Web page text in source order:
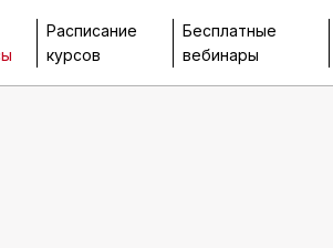
Расписание
курсов
Бесплатные
вебинары